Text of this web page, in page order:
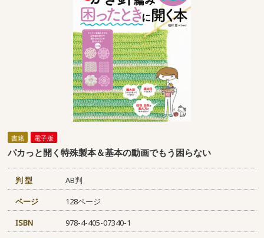
書籍 電子版
パカっと開く特殊製本＆基本の動画でもう困らない
判 型
AB判
ページ
128ページ
ISBN
978-4-405-07340-1